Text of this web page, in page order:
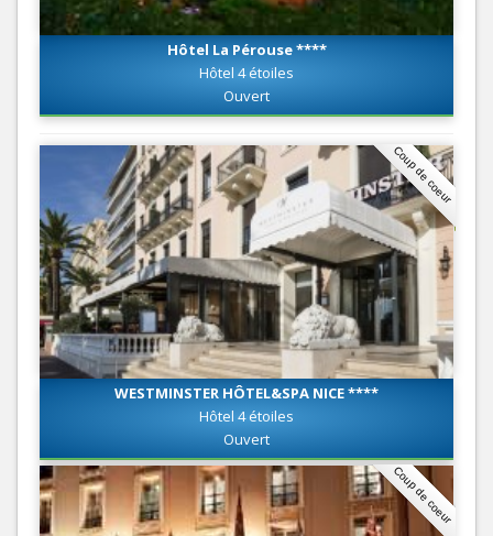
Hôtel La Pérouse ****
Hôtel 4 étoiles
Ouvert
Coup de coeur
WESTMINSTER HÔTEL&SPA NICE ****
Hôtel 4 étoiles
Ouvert
Coup de coeur